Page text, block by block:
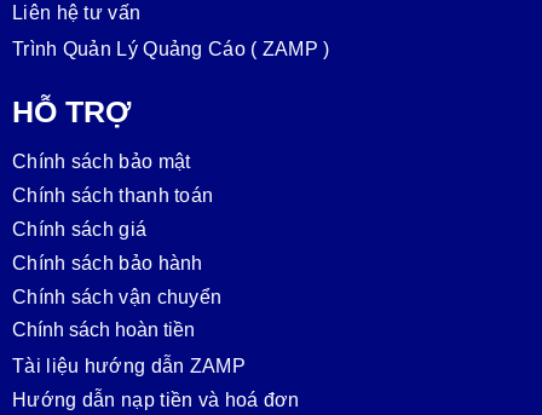
Liên hệ tư vấn
Trình Quản Lý Quảng Cáo ( ZAMP )
HỖ TRỢ
Chính sách bảo mật
Chính sách thanh toán
Chính sách giá
Chính sách bảo hành
Chính sách vận chuyển
Chính sách hoàn tiền
Tài liệu hướng dẫn ZAMP
Hướng dẫn nạp tiền và hoá đơn